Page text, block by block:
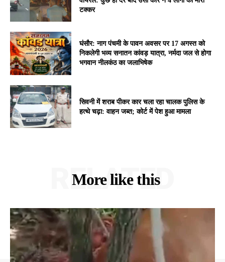
टक्कर
घंसौर: नाग पंचमी के पावन अवसर पर 17 अगस्त को
निकलेगी भव्य सनातन कांवड़ यात्रा, नर्मदा जल से होगा
भगवान नीलकंठ का जलाभिषेक
सिवनी में शराब पीकर कार चला रहा चालक पुलिस के
हत्थे चढ़ा: वाहन जब्त; कोर्ट में पेश हुआ मामला
More like this
RELATED